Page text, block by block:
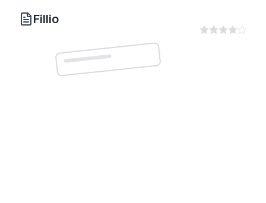
Fillio